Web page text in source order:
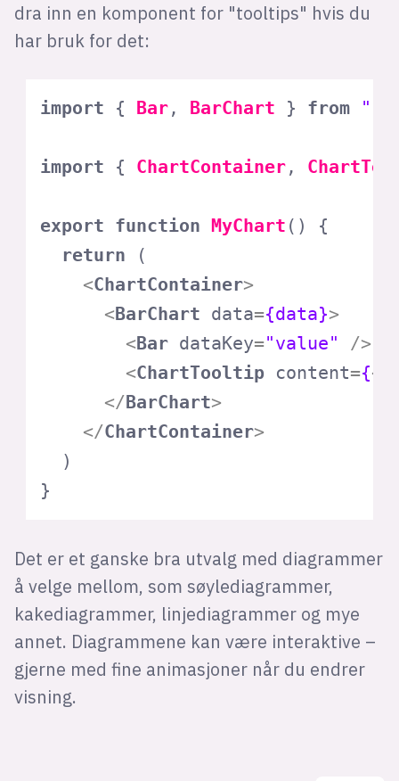
dra inn en komponent for "tooltips" hvis du
har bruk for det:
import { Bar, BarChart } from
import { ChartContainer,
export function MyChart ( ) {
return (
<ChartContainer>
<BarChart data={data}>
<Bar dataKey="value"
/>
<ChartTooltip content={<
</BarChart>
</ChartContainer>
  )
}
Det er et ganske bra utvalg med diagrammer
å velge mellom, som søylediagrammer,
kakediagrammer, linjediagrammer og mye
annet. Diagrammene kan være interaktive –
gjerne med fine animasjoner når du endrer
visning.